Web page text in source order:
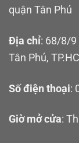
quận Tân Phú
Địa chỉ: 68/8/9
Tân Phú,
Số điện thoại:
Giờ mở cửa: